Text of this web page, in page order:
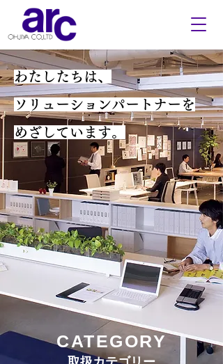
わたしたちは、
ソリューションパートナーを
めざしています。
CATEGORY